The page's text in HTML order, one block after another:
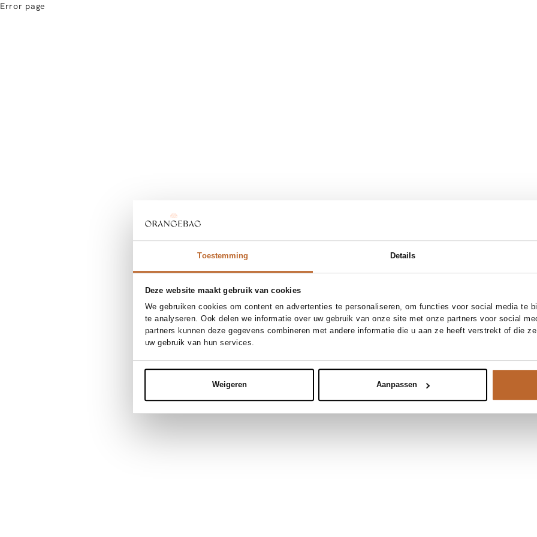
Toestemming Details
Deze website maakt gebruik van cookies
We gebruiken cookies om content en advertenties te personaliseren, om functies voor social media te
te analyseren. Ook delen we informatie over uw gebruik van onze site met onze partners voor social
partners kunnen deze gegevens combineren met andere informatie die u aan ze heeft verstrekt of die
uw gebruik van hun services.
Weigeren Aanpassen
Error page